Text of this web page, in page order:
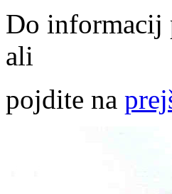
Do informacij
ali
pojdite na